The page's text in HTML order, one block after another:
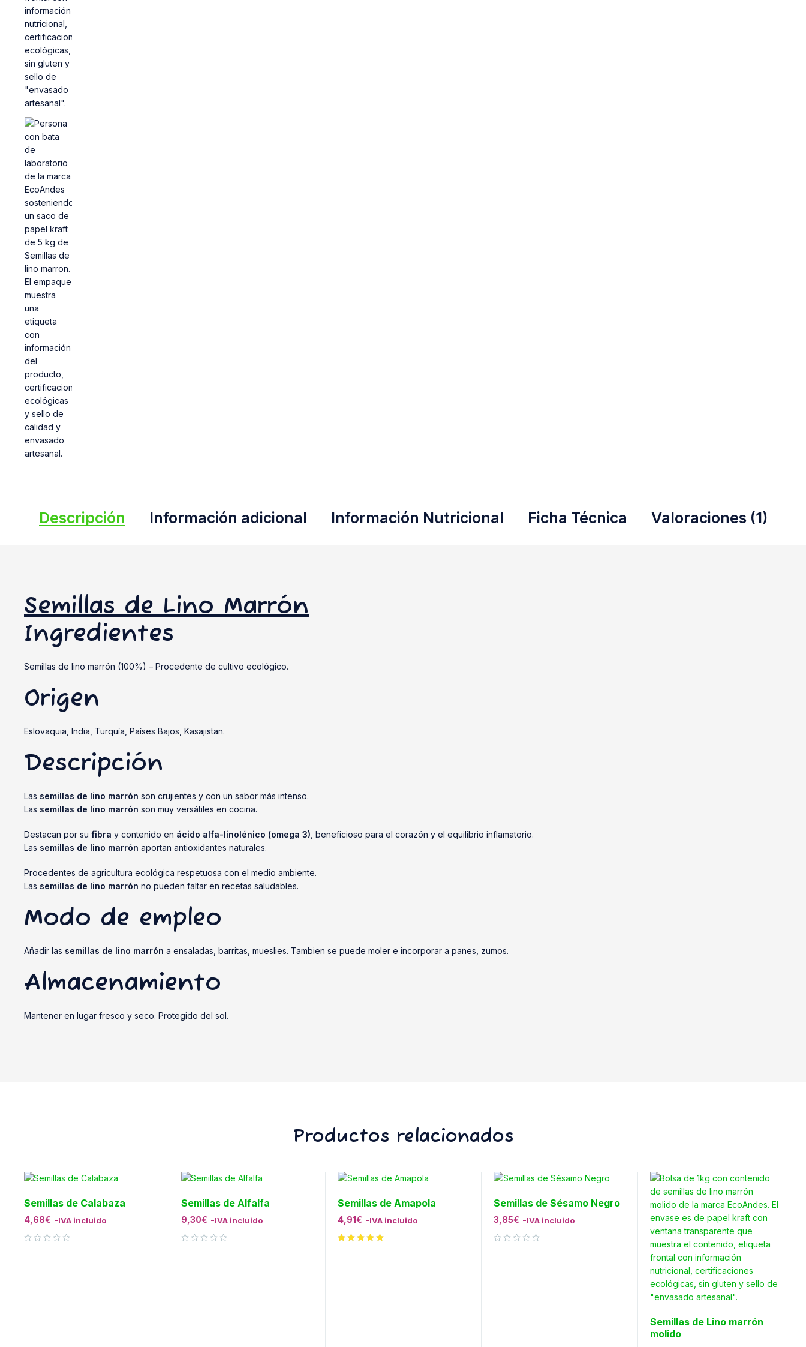
Descripción Información adicional Información Nutricional Ficha Técnica Valoraciones (1)
Semillas de Lino Marrón
Ingredientes
Semillas de lino marrón (100%) – Procedente de cultivo ecológico.
Origen
Eslovaquia, India, Turquía, Países Bajos, Kasajistan.
Descripción
Las semillas de lino marrón son crujientes y con un sabor más intenso.
Las semillas de lino marrón son muy versátiles en cocina.
Destacan por su fibra y contenido en ácido alfa-linolénico (omega 3) , beneficioso para el corazón y el equilibrio inflamatorio.
Las semillas de lino marrón aportan antioxidantes naturales.
Procedentes de agricultura ecológica respetuosa con el medio ambiente.
Las semillas de lino marrón no pueden faltar en recetas saludables.
Modo de empleo
Añadir las semillas de lino marrón a ensaladas, barritas, mueslies. Tambien se puede moler e incorporar a panes, zumos.
Almacenamiento
Mantener en lugar fresco y seco. Protegido del sol.
Productos relacionados
Semillas de Calabaza
4,68€ -IVA incluido
Semillas de Alfalfa
9,30€ -IVA incluido
Semillas de Amapola
4,91€ -IVA incluido
Semillas de Sésamo Negro
3,85€ -IVA incluido
Semillas de Lino marrón
molido